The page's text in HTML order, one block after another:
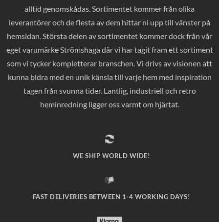
alltid genomskådas. Sortimentet kommer från olika
leverantörer och de flesta av dem hittar ni upp till vänster på
hemsidan. Största delen av sortimentet kommer dock från vår
eget varumärke Strömshaga där vi har tagit fram ett sortiment
som vi tycker kompletterar branschen. Vi drivs av visionen att
kunna bidra med en unik känsla till varje hem med inspiration
tagen från svunna tider. Lantlig, industriell och retro
heminredning ligger oss varmt om hjärtat.
WE SHIP WORLD WIDE!
FAST DELIVERIES BETWEEN 1-4 WORKING DAYS!